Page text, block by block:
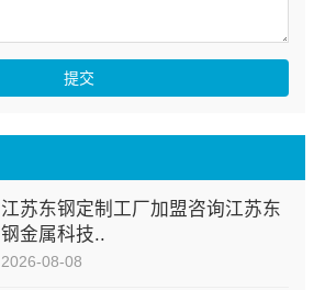
江苏东钢定制工厂加盟咨询江苏东
钢金属科技..
2026-08-08
提交